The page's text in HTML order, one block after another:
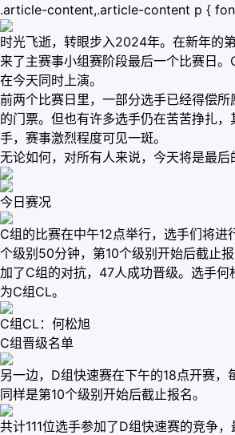
.article-content,.article-content p {
时光飞逝，转眼步入2024年。在新年的
来了主赛事小组赛阶段最后一个比赛日
在今天同时上演。
前两个比赛日里，一部分选手已经得偿
的门票。但也有许多选手仍在苦苦挣扎
手，赛事激烈程度可见一斑。
无论如何，对所有人来说，今天将是最后
今日赛况
C组的比赛在中午12点举行，选手们将进
个级别50分钟，第10个级别开始后截止
加了C组的对抗，47人成功晋级。选手
为C组CL。
C组CL：何松旭
C组晋级名单
另一边，D组快速赛在下午的18点开赛，
同样是第10个级别开始后截止报名。
共计111位选手参加了D组快速赛的竞争